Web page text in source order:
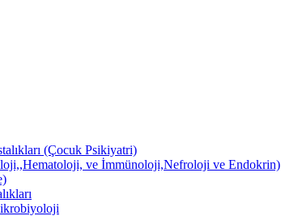
(Çocuk Psikiyatri)
ve İmmünoloji,Nefroloji ve Endokrin)